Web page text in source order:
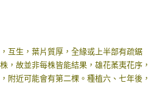
生，葉片質厚，全緣或上半部有疏鋸
，故並非每株皆能結果，雄花葇夷花序，
附近可能會有第二棵。種植六、七年後，